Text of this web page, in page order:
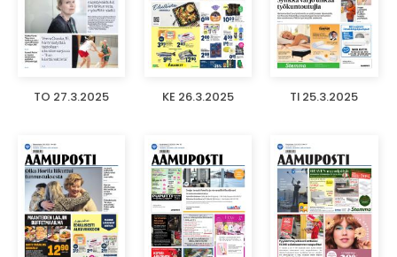
TO 27.3.2025 KE 26.3.2025 TI 25.3.2025